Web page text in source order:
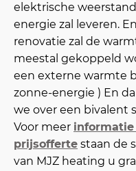
elektrische
energie zal leveren.
renovatie zal de
meestal gekoppeld
een externe warmte
zonne-energie ) En
we over een bivalent
Voor meer
prijsofferte staan de
van MJZ heating u